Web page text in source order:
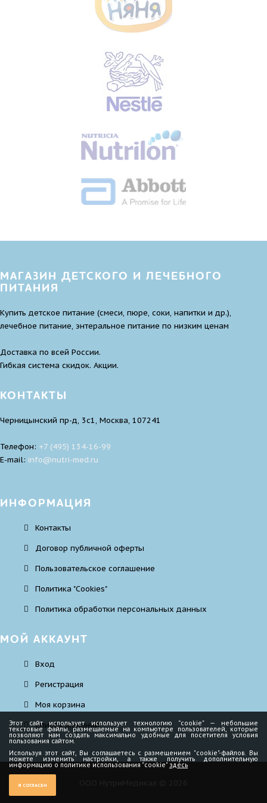
МАГАЗИН ДЕТСКОГО И ЛЕЧЕБНОГО
ПИТАНИЯ
Купить детское питание (смеси, пюре, соки, напитки и др.),
лечебное питание, энтеральное питание по низким ценам
Доставка по всей России.
Гибкая система скидок. Акции.
КОНТАКТЫ
Черницынский пр-д, 3с1, Москва, 107241
Телефон: +7 (495) 134-16-99
E-mail: infо@nutri-med.ru
ИНФОРМАЦИЯ
Контакты
Договор публичной оферты
Пользовательское соглашение
Политика "Cookies"
Политика обработки персональных данных
МОЙ АККАУНТ
Вход
Регистрация
Моя корзина
Cписок желаний
Этот сайт использует использует технологию “cookie” — небольшие
текстовые файлы, размещаемые на компьютере пользователей, которые
позволяют нам создать максимально удобные для посетителя условия
пользования сайтом.
Используя этот сайт, Вы соглашаетесь с размещением "cookie"-файлов. Вы
можете изменить настройки, а также получить дополнительную
информацию о политике использования "cookie" здесь